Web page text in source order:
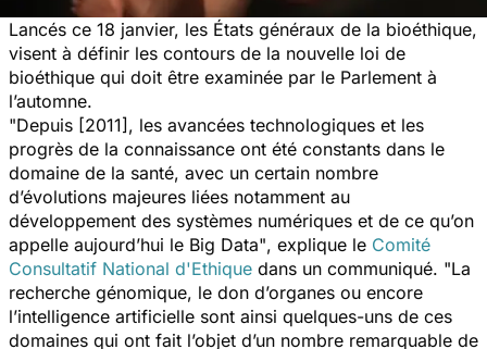
Lancés ce 18 janvier, les États généraux de la bioéthique,
visent à définir les contours de la nouvelle loi de
bioéthique qui doit être examinée par le Parlement à
l’automne.
"Depuis [2011], les avancées technologiques et les
progrès de la connaissance ont été constants dans le
domaine de la santé, avec un certain nombre
d’évolutions majeures liées notamment au
développement des systèmes numériques et de ce qu’on
appelle aujourd’hui le Big Data", explique le Comité
Consultatif National d'Ethique dans un communiqué. "La
recherche génomique, le don d’organes ou encore
l’intelligence artificielle sont ainsi quelques-uns de ces
domaines qui ont fait l’objet d’un nombre remarquable de